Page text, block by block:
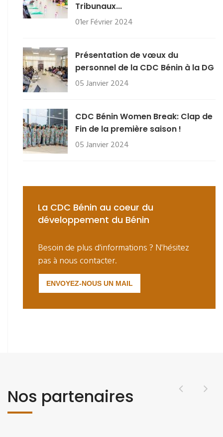
Tribunaux...
01er Février 2024
Présentation de vœux du
personnel de la CDC Bénin à la DG
05 Janvier 2024
CDC Bénin Women Break: Clap de
Fin de la première saison !
05 Janvier 2024
La CDC Bénin au coeur du
développement du Bénin
Besoin de plus d'informations ? N'hésitez
pas à nous contacter.
ENVOYEZ-NOUS UN MAIL
Nos partenaires